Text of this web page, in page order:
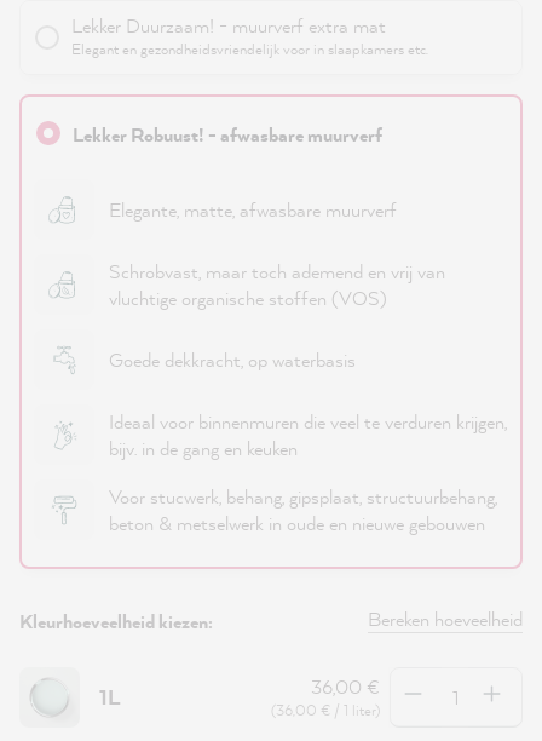
Lekker Duurzaam! - muurverf extra mat
Elegant en gezondheidsvriendelijk voor in slaapkamers etc.
Lekker Robuust! - afwasbare muurverf
Elegante, matte, afwasbare muurverf
Schrobvast, maar toch ademend en vrij van
vluchtige organische stoffen (VOS)
Goede dekkracht, op waterbasis
Ideaal voor binnenmuren die veel te verduren krijgen,
bijv. in de gang en keuken
Voor stucwerk, behang, gipsplaat, structuurbehang,
beton & metselwerk in oude en nieuwe gebouwen
Kleurhoeveelheid kiezen: Bereken hoeveelheid
1L 36,00 €
(36,00 € / 1 liter)
Hoeveelheid